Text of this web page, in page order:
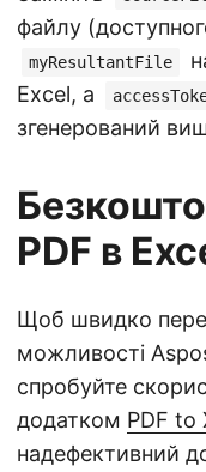
файлу
myResultantFile
Excel, а
згенерований
PDF в
Щоб швидко
можливості
спробуйте
додатком PDF to
надефективний